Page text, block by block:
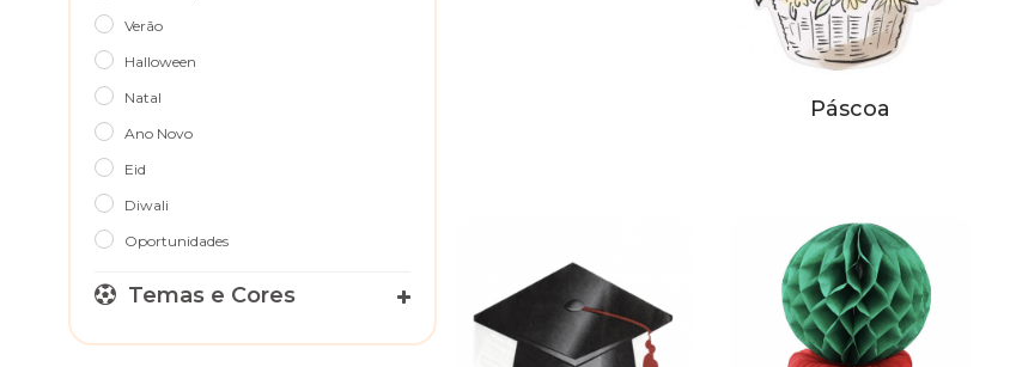
Verão
Halloween
Natal
Ano Novo
Eid
Diwali
Oportunidades
Temas e Cores
Páscoa